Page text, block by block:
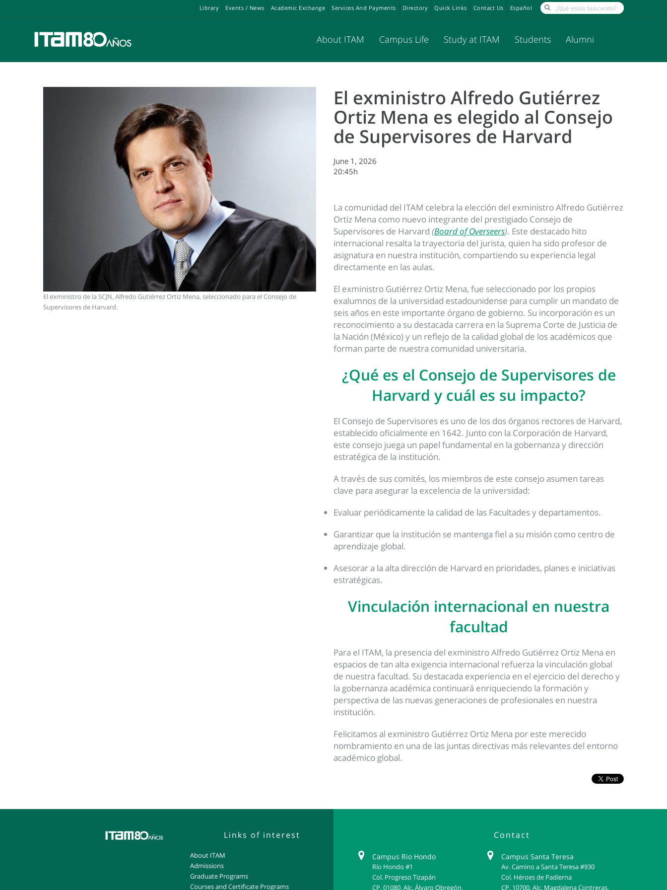
Library Events / News Academic Exchange Services And Payments Directory Quick Links Contact Us Español
About ITAM Campus Life Study at ITAM Students Alumni
El exministro de la SCJN, Alfredo Gutiérrez Ortiz Mena, seleccionado para el Consejo de
Supervisores de Harvard.
El exministro Alfredo Gutiérrez
Ortiz Mena es elegido al Consejo
de Supervisores de Harvard
June 1, 2026
20:45h
La comunidad del ITAM celebra la elección del exministro Alfredo Gutiérrez
Ortiz Mena como nuevo integrante del prestigiado Consejo de
Supervisores de Harvard (Board of Overseers). Este destacado hito
internacional resalta la trayectoria del jurista, quien ha sido profesor de
asignatura en nuestra institución, compartiendo su experiencia legal
directamente en las aulas.
El exministro Gutiérrez Ortiz Mena, fue seleccionado por los propios
exalumnos de la universidad estadounidense para cumplir un mandato de
seis años en este importante órgano de gobierno. Su incorporación es un
reconocimiento a su destacada carrera en la Suprema Corte de Justicia de
la Nación (México) y un reflejo de la calidad global de los académicos que
forman parte de nuestra comunidad universitaria.
¿Qué es el Consejo de Supervisores de
Harvard y cuál es su impacto?
El Consejo de Supervisores es uno de los dos órganos rectores de Harvard,
establecido oficialmente en 1642. Junto con la Corporación de Harvard,
este consejo juega un papel fundamental en la gobernanza y dirección
estratégica de la institución.
A través de sus comités, los miembros de este consejo asumen tareas
clave para asegurar la excelencia de la universidad:
Evaluar periódicamente la calidad de las Facultades y departamentos.
Garantizar que la institución se mantenga fiel a su misión como centro de
aprendizaje global.
Asesorar a la alta dirección de Harvard en prioridades, planes e iniciativas
estratégicas.
Vinculación internacional en nuestra
facultad
Para el ITAM, la presencia del exministro Alfredo Gutiérrez Ortiz Mena en
espacios de tan alta exigencia internacional refuerza la vinculación global
de nuestra facultad. Su destacada experiencia en el ejercicio del derecho y
la gobernanza académica continuará enriqueciendo la formación y
perspectiva de las nuevas generaciones de profesionales en nuestra
institución.
Felicitamos al exministro Gutiérrez Ortiz Mena por este merecido
nombramiento en una de las juntas directivas más relevantes del entorno
académico global.
Links of interest
About ITAM
Admissions
Graduate Programs
Courses and Certificate Programs
Contact
Campus Rio Hondo
Río Hondo #1
Col. Progreso Tizapán
CP. 01080. Alc. Álvaro Obregón,
Campus Santa Teresa
Av. Camino a Santa Teresa #930
Col. Héroes de Padierna
CP. 10700. Alc. Magdalena Contreras,